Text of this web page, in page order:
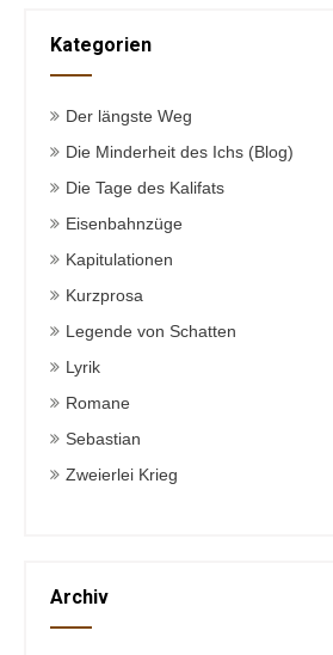
Kategorien
Der längste Weg
Die Minderheit des Ichs (Blog)
Die Tage des Kalifats
Eisenbahnzüge
Kapitulationen
Kurzprosa
Legende von Schatten
Lyrik
Romane
Sebastian
Zweierlei Krieg
Archiv